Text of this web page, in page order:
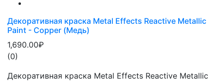
Декоративная краска Metal Effects Reactive Metallic
Paint - Copper (Медь)
1,690.00₽
(0)
Декоративная краска Metal Effects Reactive Metallic